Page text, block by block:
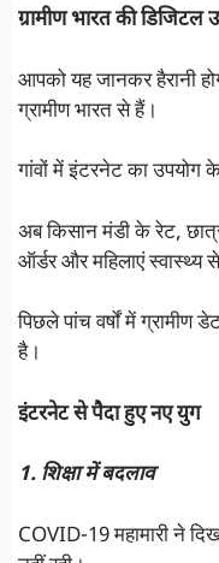
ग्रामीण भारत की डिजिटल
आपको यह जानकर हैरानी
ग्रामीण भारत से हैं।
गांवों में इंटरनेट का उपयोग
अब किसान मंडी के रेट,
ऑर्डर और महिलाएं
पिछले पांच वर्षों में ग्रामीण
है।
इंटरनेट से पैदा हुए नए युग
1. शिक्षा में बदलाव
COVID-19 महामारी ने